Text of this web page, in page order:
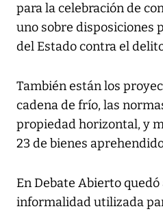
para la celebración de
uno sobre disposiciones
del Estado contra el
También están los
cadena de frío, las
propiedad horizontal, y
23 de bienes
En Debate Abierto
informalidad utilizada